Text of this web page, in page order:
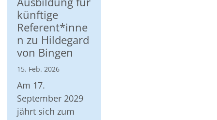
künftige
Referent*inne
n zu Hildegard
von Bingen
15. Feb. 2026
Am 17.
September 2029
jährt sich zum